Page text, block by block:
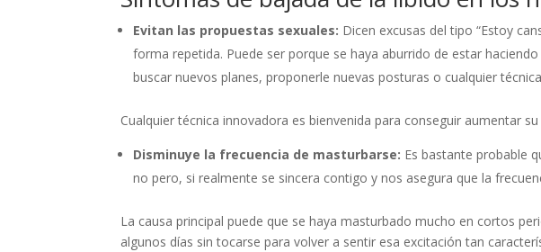
Evitan las propuestas sexuales: Dicen excusas del tipo “Estoy
forma repetida. Puede ser porque se haya aburrido de estar
buscar nuevos planes, proponerle nuevas posturas o cualquier
Cualquier técnica innovadora es bienvenida para conseguir aumentar
Disminuye la frecuencia de masturbarse: Es bastante probable
no pero, si realmente se sincera contigo y nos asegura que la
La causa principal puede que se haya masturbado mucho en cortos
algunos días sin tocarse para volver a sentir esa excitación tan